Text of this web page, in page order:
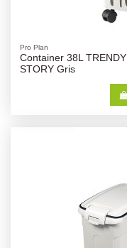
Pro Plan
Container 38L TRENDY
STORY Gris